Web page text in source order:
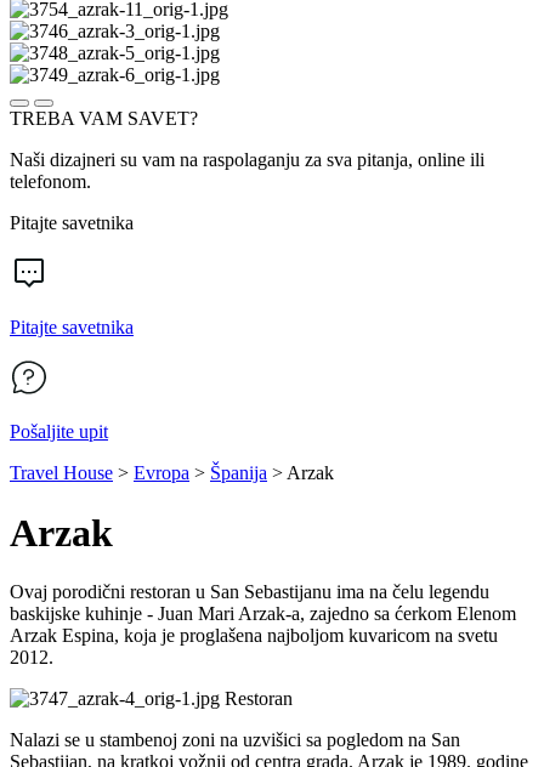
TREBA VAM SAVET?
Naši dizajneri su vam na raspolaganju za sva pitanja, online ili
telefonom.
Pitajte savetnika
Pitajte savetnika
Pošaljite upit
Travel House > Evropa > Španija >Arzak
Arzak
Ovaj porodični restoran u San Sebastijanu ima na čelu legendu
baskijske kuhinje - Juan Mari Arzak-a, zajedno sa ćerkom Elenom
Arzak Espina, koja je proglašena najboljom kuvaricom na svetu
2012.
Restoran
Nalazi se u stambenoj zoni na uzvišici sa pogledom na San
Sebastijan, na kratkoj vožnji od centra grada. Arzak je 1989. godine